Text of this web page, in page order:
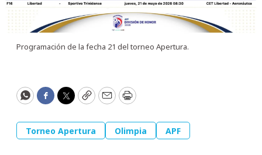
Programación de la fecha 21 del torneo Apertura.
WhatsApp
Facebook
Twitter
CopyEmailPrint
Torneo Apertura Olimpia APF